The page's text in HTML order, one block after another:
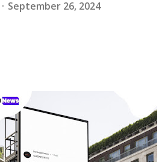
September 26, 2024